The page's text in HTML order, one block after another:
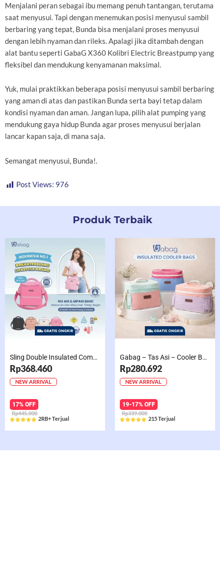
Menjalani peran sebagai ibu memang penuh tantangan, terutama
saat menyusui. Tapi dengan menemukan posisi menyusui sambil
berbaring yang tepat, Bunda bisa menjalani proses menyusui
dengan lebih nyaman dan rileks. Apalagi jika ditambah dengan
alat bantu seperti GabaG X360 Kolibri Electric Breastpump yang
fleksibel dan mendukung kenyamanan maksimal.
Yuk, mulai praktikkan beberapa posisi menyusui sambil berbaring
yang aman di atas dan pastikan Bunda serta bayi tetap dalam
kondisi nyaman dan aman. Jangan lupa, pilih alat pumping yang
mendukung gaya hidup Bunda agar proses menyusui berjalan
lancar kapan saja, di mana saja.
Semangat menyusui, Bunda!.
Post Views: 976
Produk Terbaik
Sling Double Insulated Compartment Cappucino Black, Creamy, Salem, Chocolate
Rp368.460
NEW ARRIVAL
17% OFF
Rp445.000
Rated
2RB+ Terjual
Gabag – Tas Asi – Cooler Bag Sling Single Compartment Mint Grape Bubble
Rp280.692
NEW ARRIVAL
19-17% OFF
Rp339.000
Rated
215 Terjual